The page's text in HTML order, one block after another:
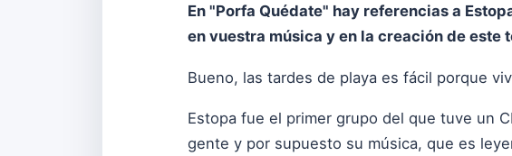
En "Porfa Quédate" hay referencias a
en vuestra música y en la creación de este
Bueno, las tardes de playa es fácil porque
Estopa fue el primer grupo del que tuve un
gente y por supuesto su música, que es